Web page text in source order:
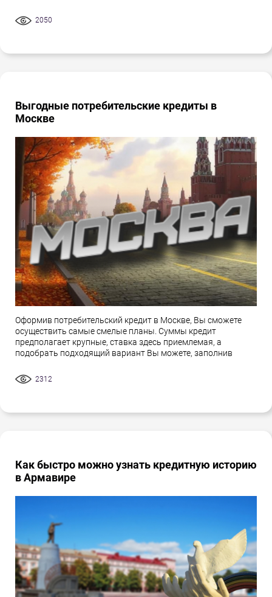
2050
Выгодные потребительские кредиты в
Москве
Оформив потребительский кредит в Москве, Вы сможете
осуществить самые смелые планы. Суммы кредит
предполагает крупные, ставка здесь приемлемая, а
подобрать подходящий вариант Вы можете, заполнив
2312
Как быстро можно узнать кредитную историю
в Армавире